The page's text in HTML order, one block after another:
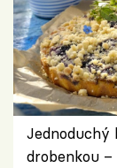
Jednoduchý
drobenkou